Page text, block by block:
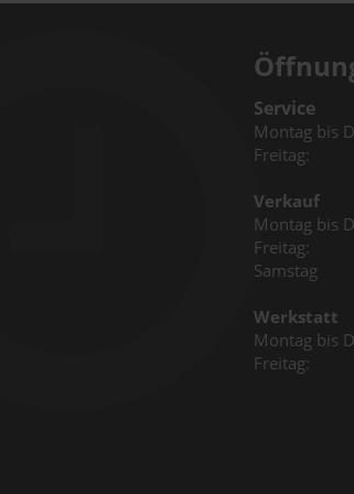
Service
Montag bis
Verkauf
Montag bis
Werkstatt
Montag bis